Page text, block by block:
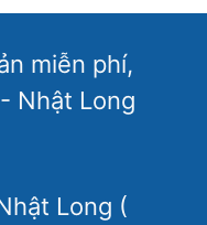
miễn phí,
Nhật Long
Long (